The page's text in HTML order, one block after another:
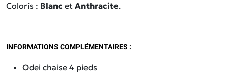
Coloris : Blanc et Anthracite.
INFORMATIONS COMPLÉMENTAIRES :
Odei chaise 4 pieds